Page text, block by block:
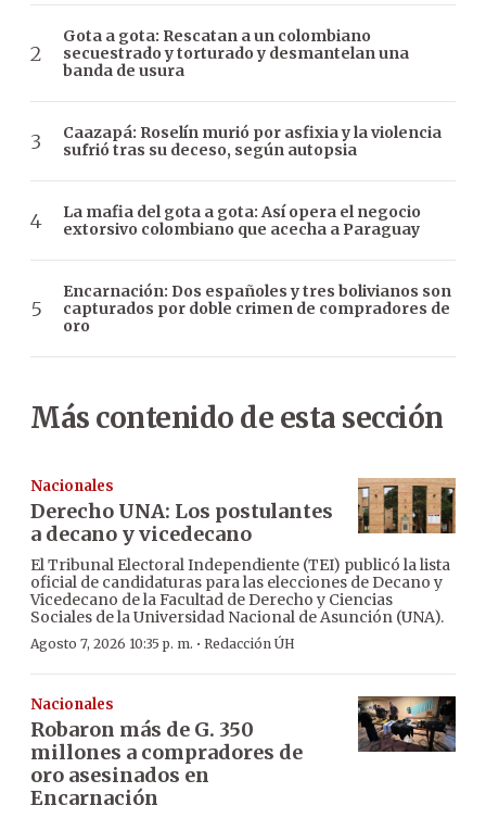
Gota a gota: Rescatan a un colombiano
secuestrado y torturado y desmantelan una
banda de usura
Caazapá: Roselín murió por asfixia y la violencia
sufrió tras su deceso, según autopsia
La mafia del gota a gota: Así opera el negocio
extorsivo colombiano que acecha a Paraguay
Encarnación: Dos españoles y tres bolivianos son
capturados por doble crimen de compradores de
oro
Más contenido de esta sección
Nacionales
Derecho UNA: Los postulantes
a decano y vicedecano
El Tribunal Electoral Independiente (TEI) publicó la lista
oficial de candidaturas para las elecciones de Decano y
Vicedecano de la Facultad de Derecho y Ciencias
Sociales de la Universidad Nacional de Asunción (UNA).
Agosto 7, 2026 10:35 p. m. · Redacción ÚH
Nacionales
Robaron más de G. 350
millones a compradores de
oro asesinados en
Encarnación